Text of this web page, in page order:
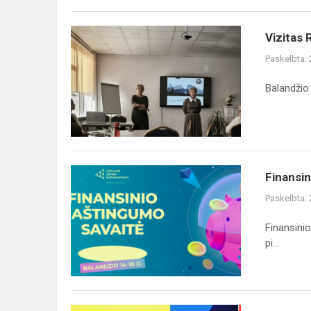
Vizitas
Raseinių
rajone
Vizitas
Paskelbta:
Finansinio
raštingumo
savaitė
„Daugiau
nei
pinigai!“
Paskelbta:
pi...